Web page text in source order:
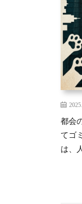
都会
てゴ
は、